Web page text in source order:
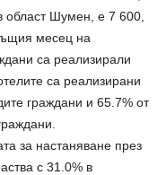
област Шумен, е 7 600,
месец на
са реализирали
са реализирани
граждани и 65.7% от
за настаняване през
с 31.0% в